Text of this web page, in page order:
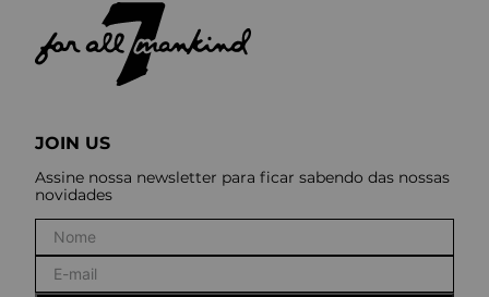
JOIN US
Assine nossa newsletter para ficar sabendo das nossas
novidades